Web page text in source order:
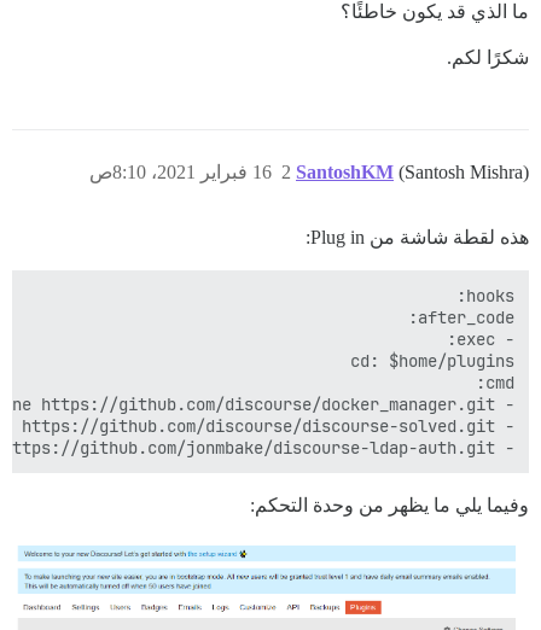
ما الذي قد يكون خاطئًا؟
شكرًا لكم.
SantoshKM (Santosh Mishra) 16 فبراير 2021، 8:10ص 2
هذه لقطة شاشة من Plug in:
- git clone https://github.com/jonmbake/discourse-ldap-auth.git
وفيما يلي ما يظهر من وحدة التحكم: